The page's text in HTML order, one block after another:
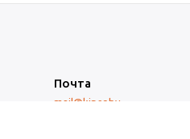
Почта
mail@kiper.by